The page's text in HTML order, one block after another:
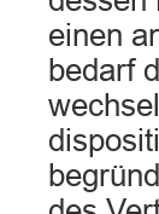
einen
bedarf